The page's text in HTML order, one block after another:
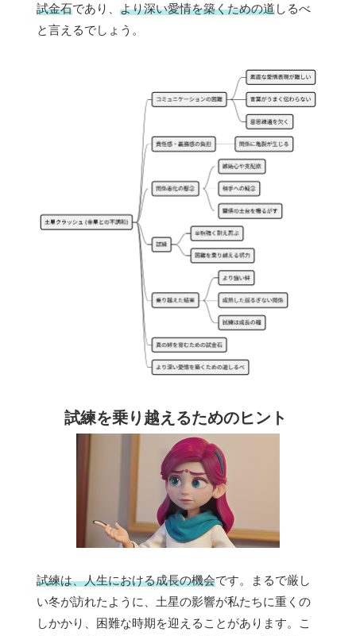
試金石であり、 より深い愛情を築くための道しるべ
と言えるでしょう。
試練を乗り越えるためのヒント
試練は、人生における成長の機会です。まるで厳し
い冬が訪れたように、土星の影響が私たちに重くの
しかかり、困難な時期を迎えることがあります。こ